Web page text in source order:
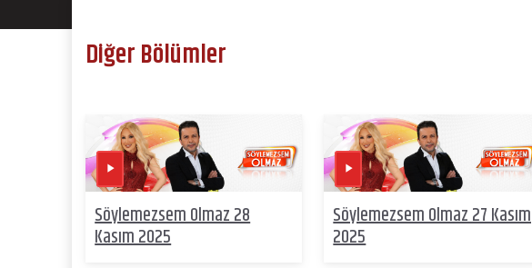
Diğer Bölümler
Söylemezsem Olmaz 28
Kasım 2025
Söylemezsem Olmaz 27 Kasım
2025